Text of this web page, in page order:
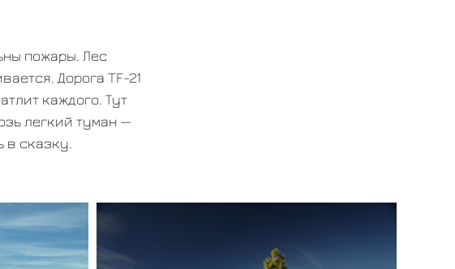
пожары. Лес
Дорога TF-21
каждого. Тут
легкий туман —
в сказку.